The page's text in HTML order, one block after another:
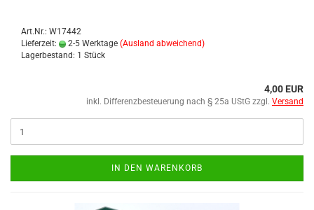
Art.Nr.: W17442
Lieferzeit:
2-5 Werktage (Ausland abweichend)
Lagerbestand: 1 Stück
4,00 EUR
inkl. Differenzbesteuerung nach § 25a UStG zzgl. Versand
IN DEN WARENKORB